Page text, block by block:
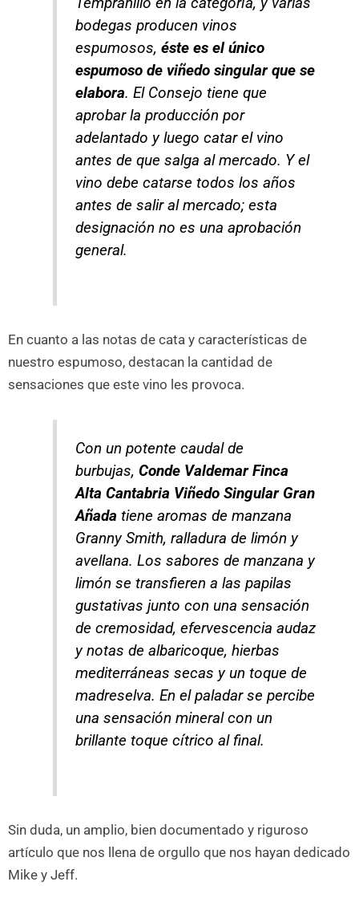
bodegas producen vinos
espumosos, éste es el único
espumoso de viñedo singular que se
elabora. El Consejo tiene que
aprobar la producción por
adelantado y luego catar el vino
antes de que salga al mercado. Y el
vino debe catarse todos los años
antes de salir al mercado; esta
designación no es una aprobación
general.
En cuanto a las notas de cata y características de
nuestro espumoso, destacan la cantidad de
sensaciones que este vino les provoca.
Con un potente caudal de
burbujas, Conde Valdemar Finca
Alta Cantabria Viñedo Singular Gran
Añada tiene aromas de manzana
Granny Smith, ralladura de limón y
avellana. Los sabores de manzana y
limón se transfieren a las papilas
gustativas junto con una sensación
de cremosidad, efervescencia audaz
y notas de albaricoque, hierbas
mediterráneas secas y un toque de
madreselva. En el paladar se percibe
una sensación mineral con un
brillante toque cítrico al final.
Sin duda, un amplio, bien documentado y riguroso
artículo que nos llena de orgullo que nos hayan dedicado
Mike y Jeff.